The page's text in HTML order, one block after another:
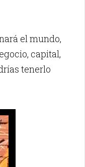
el mundo,
capital,
tenerlo